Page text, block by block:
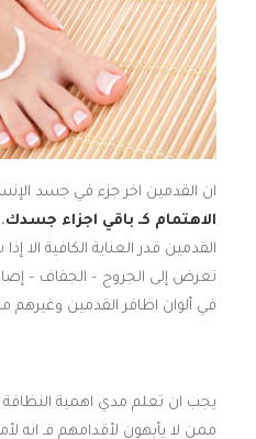
ان القدمين اخر جزء في جسد
الاهتمام كـ باقي اجزاء جسدك
القدمين قدر العناية الكافية الا
تعرض إلى الجروح – الجفاف –
في ألوان اظافر القدمين وغيرهم
يجب ان تعلم مدي اهمية النظافة
ممن لا يأبهون لأقدامهم فـ انه